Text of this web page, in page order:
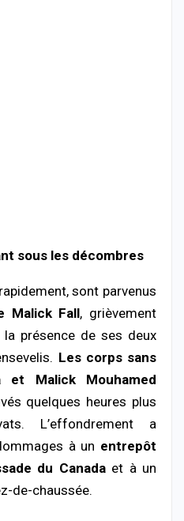
sous les décombres
rapidement,sont parvenus
Malick Fall, grièvement
la présence de ses deux
Les corps sans
et Malick Mouhamed
quelques heures plus
L’effondrement a
à un entrepôt
du Canada et à un
de-chaussée.